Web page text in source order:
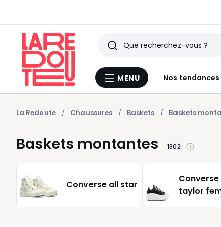
Menu
MENU Nos tendances
Rechercher
Derniers
articles
vus
La Redoute Chaussures Baskets Baskets
Baskets montantes 1302
Converse all star
taylor